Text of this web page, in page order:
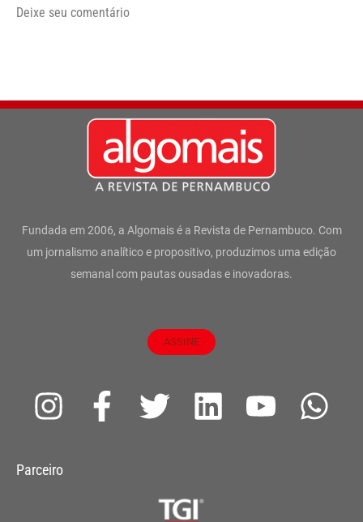
Deixe seu comentário
Fundada em 2006, a Algomais é a Revista de Pernambuco. Com
um jornalismo analítico e propositivo, produzimos uma edição
semanal com pautas ousadas e inovadoras.
ASSINE
I
s
F
a
T
t
L
Y
W
Parceiro